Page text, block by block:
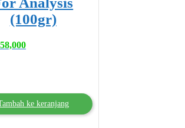
(100gr)
ke keranjang